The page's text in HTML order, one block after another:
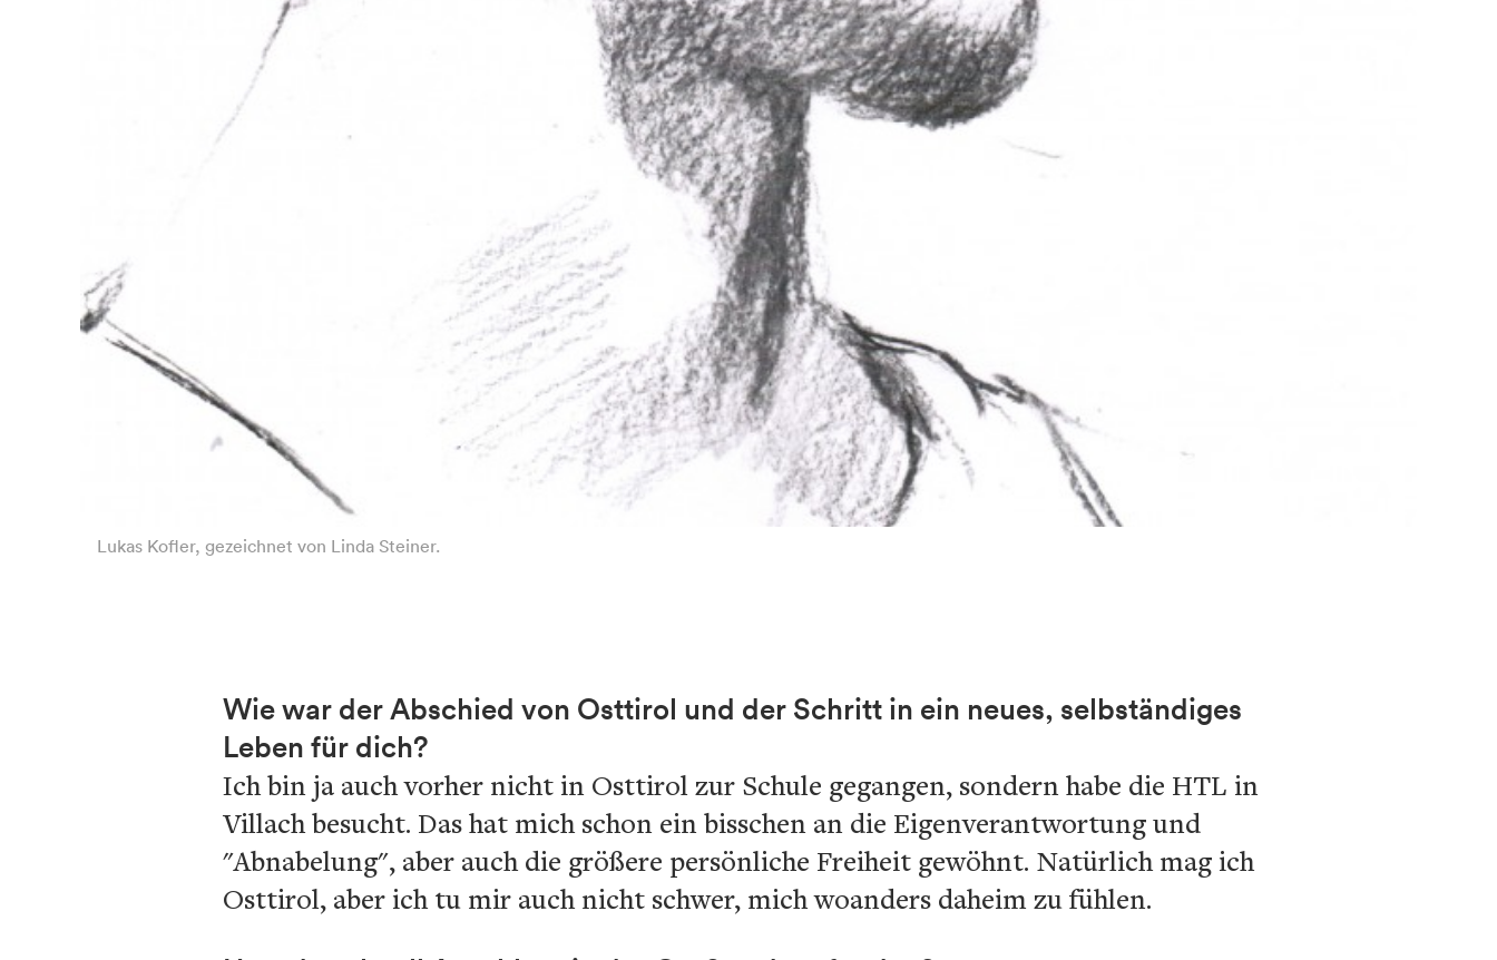
Lukas Kofler, gezeichnet von Linda Steiner.
Wie war der Abschied von Osttirol und der Schritt in ein neues, selbständiges
Leben für dich?
Ich bin ja auch vorher nicht in Osttirol zur Schule gegangen, sondern habe die HTL in
Villach besucht. Das hat mich schon ein bisschen an die Eigenverantwortung und
"Abnabelung", aber auch die größere persönliche Freiheit gewöhnt. Natürlich mag ich
Osttirol, aber ich tu mir auch nicht schwer, mich woanders daheim zu fühlen.